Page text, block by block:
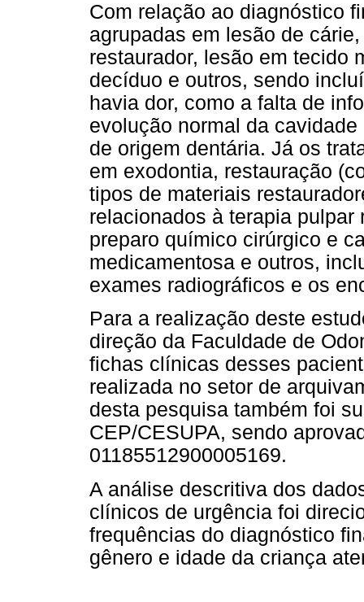
Com relação ao diagnóstico
agrupadas em lesão de
restaurador, lesão em tecido
decíduo e outros, sendo
havia dor, como a falta de
evolução normal da
de origem dentária. Já os
em exodontia, restauração
tipos de materiais
relacionados à terapia
preparo químico cirúrgico e
medicamentosa e outros,
exames radiográficos e os
Para a realização deste
direção da Faculdade de
fichas clínicas desses
realizada no setor de
desta pesquisa também foi
CEP/CESUPA, sendo
01185512900005169.
A análise descritiva dos
clínicos de urgência foi
frequências do diagnóstico
gênero e idade da criança